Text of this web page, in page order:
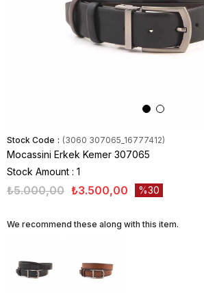
Stock Code (3060 307065_16777412)
Mocassini Erkek Kemer 307065
Stock Amount : 1
₺5.000,00 ₺3.500,00 30
We recommend these along with this item.